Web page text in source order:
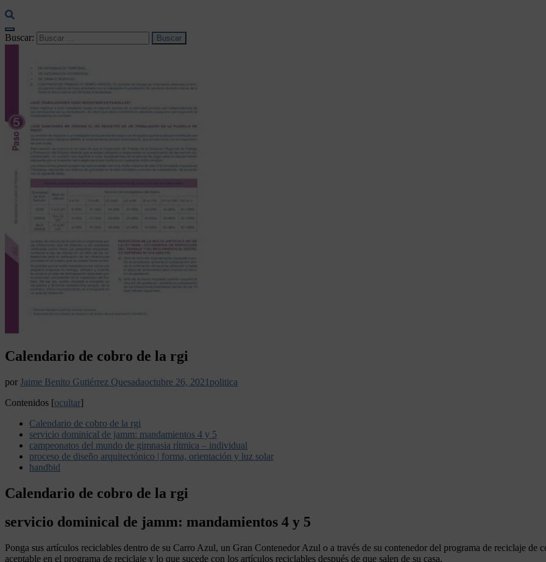
Buscar:
Calendario de cobro de la rgi
por Jaime Benito Gutiérrez Quesadaoctubre 26, 2021 politica
Contenidos [ocultar]
Calendario de cobro de la rgi
servicio dominical de jamm: mandamientos 4 y 5
campeonatos del mundo de gimnasia rítmica – individual
proceso de diseño arquitectónico | forma, orientación y luz solar
handbid
Calendario de cobro de la rgi
servicio dominical de jamm: mandamientos 4 y 5
Ponga sus artículos reciclables dentro de su Carro Azul, un Gran Contenedor Azul o a través de su contenedor del programa de reciclaje
aceptable en el programa de reciclaje y lo que sucede con los artículos reciclables después de que salen de su casa.